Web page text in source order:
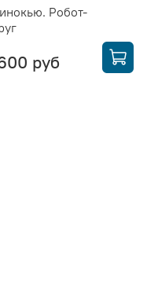
Робот-
руб